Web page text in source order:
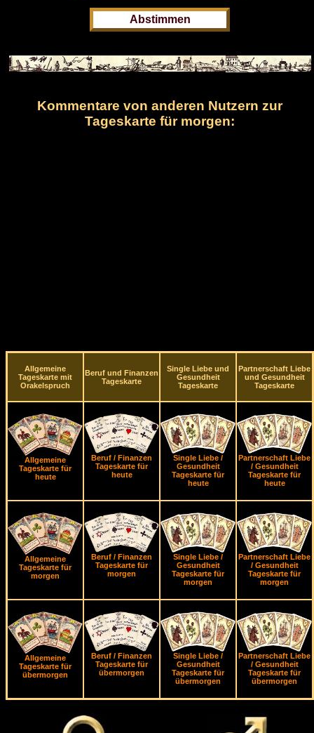
Kommentare von anderen Nutzern zur
Tageskarte für morgen:
Allgemeine
Tageskarte mit
Orakelspruch
Beruf und Finanzen
Tageskarte
Single Liebe und
Gesundheit
Tageskarte
Partnerschaft Liebe
und Gesundheit
Tageskarte
Allgemeine
Tageskarte für
heute
Beruf / Finanzen
Tageskarte für
heute
Single Liebe /
Gesundheit
Tageskarte für
heute
Partnerschaft Liebe
/ Gesundheit
Tageskarte für
heute
Allgemeine
Tageskarte für
morgen
Beruf / Finanzen
Tageskarte für
morgen
Single Liebe /
Gesundheit
Tageskarte für
morgen
Partnerschaft Liebe
/ Gesundheit
Tageskarte für
morgen
Allgemeine
Tageskarte für
übermorgen
Beruf / Finanzen
Tageskarte für
übermorgen
Single Liebe /
Gesundheit
Tageskarte für
übermorgen
Partnerschaft Liebe
/ Gesundheit
Tageskarte für
übermorgen